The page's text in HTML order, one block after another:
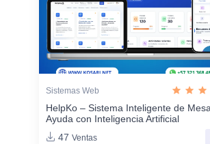
Sistemas Web
HelpKo – Sistema Inteligente de
Ayuda con Inteligencia Artificial
47 Ventas